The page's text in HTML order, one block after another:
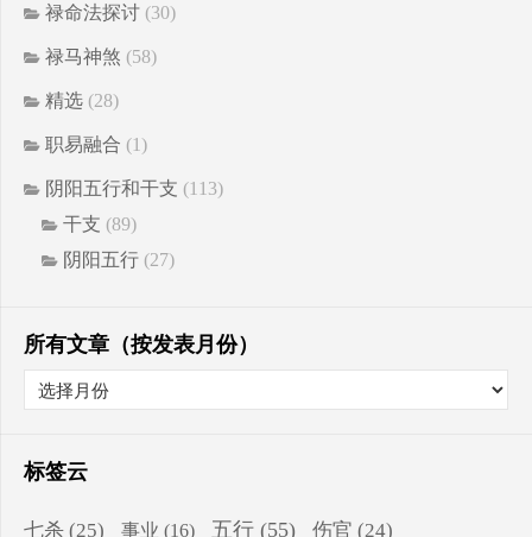
禄命法探讨 (30)
禄马神煞 (58)
精选 (28)
职易融合 (1)
阴阳五行和干支 (113)
干支 (89)
阴阳五行 (27)
所有文章（按发表月份）
标签云
七杀 (25) 事业 (16) 五行 (55) 伤官 (24)